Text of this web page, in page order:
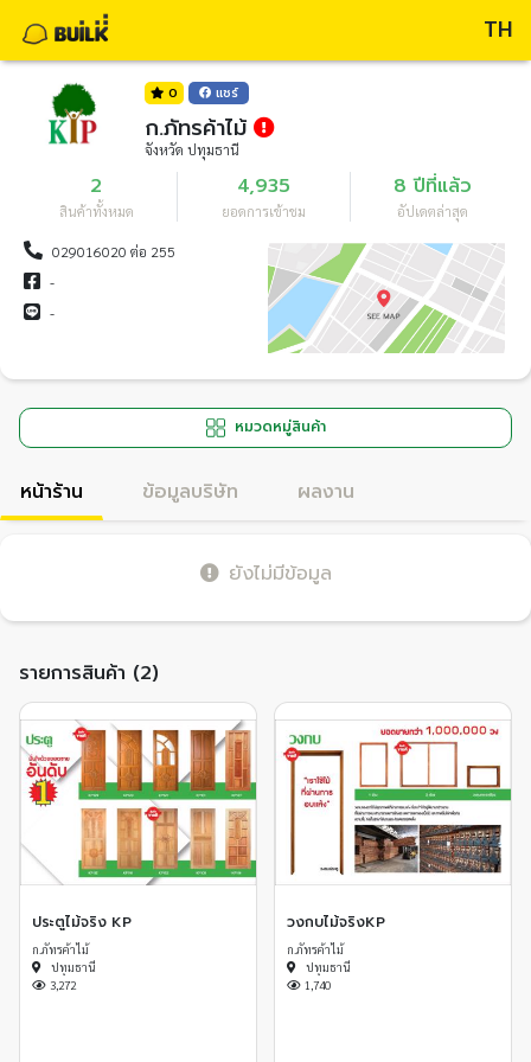
TH
0 แชร์
ก.ภัทรค้าไม้
จังหวัด ปทุมธานี
2
สินค้าทั้งหมด
4,935
ยอดการเข้าชม
8 ปีที่แล้ว
อัปเดตล่าสุด
029016020 ต่อ 255
-
-
หมวดหมู่สินค้า
หน้าร้าน ข้อมูลบริษัท ผลงาน
ยังไม่มีข้อมูล
รายการสินค้า (2)
ประตูไม้จริง KP
ก.ภัทรค้าไม้
ปทุมธานี
3,272
วงกบไม้จริงKP
ก.ภัทรค้าไม้
ปทุมธานี
1,740